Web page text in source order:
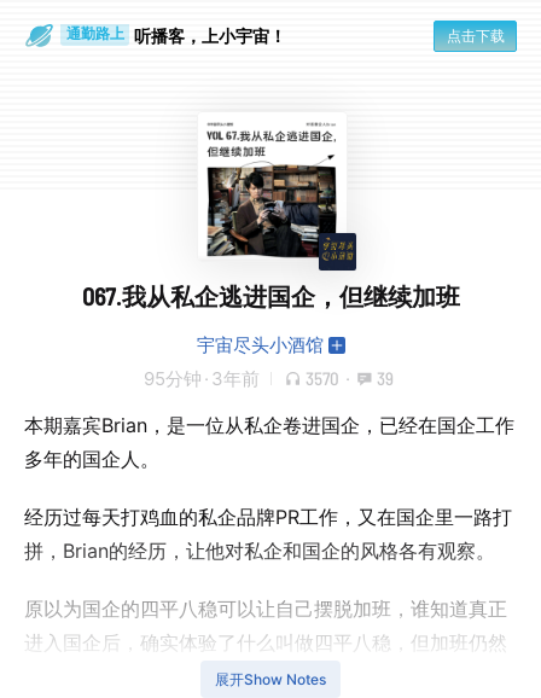
通勤路上 听播客，上小宇宙！ 点击下载
067.我从私企逃进国企，但继续加班
宇宙尽头小酒馆
95分钟 · 3年前 3570 · 39
本期嘉宾Brian，是一位从私企卷进国企，已经在国企工作
多年的国企人。
经历过每天打鸡血的私企品牌PR工作，又在国企里一路打
拼，Brian的经历，让他对私企和国企的风格各有观察。
原以为国企的四平八稳可以让自己摆脱加班，谁知道真正
进入国企后，确实体验了什么叫做四平八稳，但加班仍然
展开Show Notes